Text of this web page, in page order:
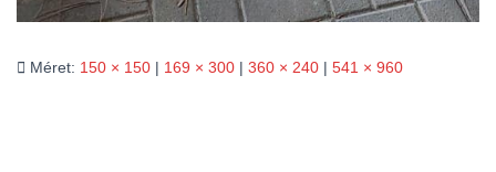
Méret: 150 × 150 | 169 × 300 | 360 × 240 | 541 × 960